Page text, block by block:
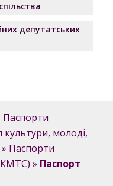
депутатських
Паспорти
культури, молоді,
» Паспорти
КМТС) » Паспорт